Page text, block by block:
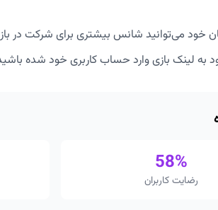
خود می‌توانید شانس بیشتری برای شرکت در
به لینک بازی وارد حساب کاربری خود شده
58%
رضایت کاربران